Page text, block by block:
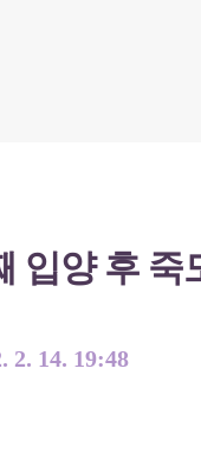
입양 후 죽
2. 14. 19:48